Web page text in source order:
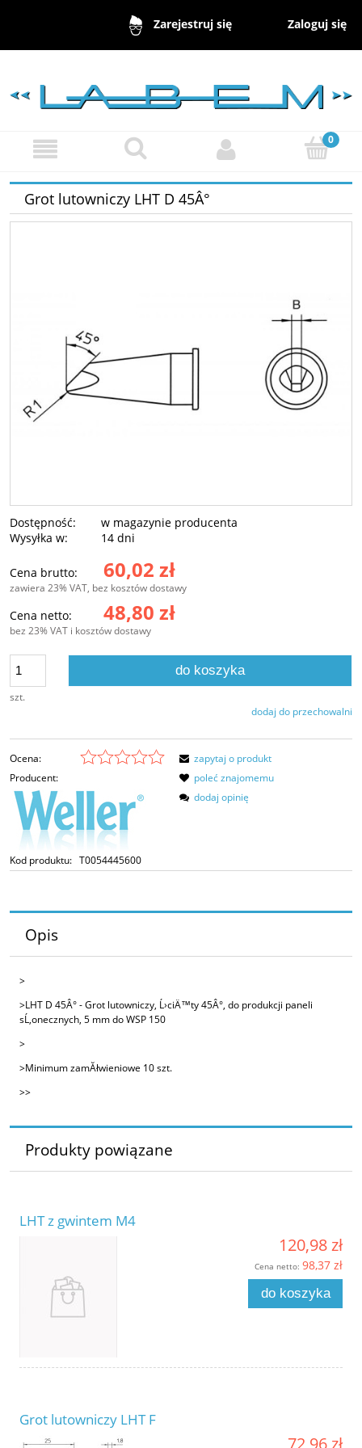
Zarejestruj się Zaloguj się
Grot lutowniczy LHT D 45Â°
Dostępność:
w magazynie producenta
Wysyłka w:
14 dni
Cena brutto: 60,02 zł
zawiera 23% VAT, bez kosztów dostawy
Cena netto: 48,80 zł
bez 23% VAT i kosztów dostawy
szt.
do koszyka
dodaj do przechowalni
Ocena:
Producent:
Kod produktu: T0054445600
zapytaj o produkt
poleć znajomemu
dodaj opinię
Opis
>
>LHT D 45Â° - Grot lutowniczy, Ĺ›ciÄ™ty 45Â°, do produkcji paneli
sĹ‚onecznych, 5 mm do WSP 150
>
>Minimum zamĂłwieniowe 10 szt.
>>
Produkty powiązane
LHT z gwintem M4
120,98 zł
Cena netto: 98,37 zł
do koszyka
Grot lutowniczy LHT F
72,96 zł